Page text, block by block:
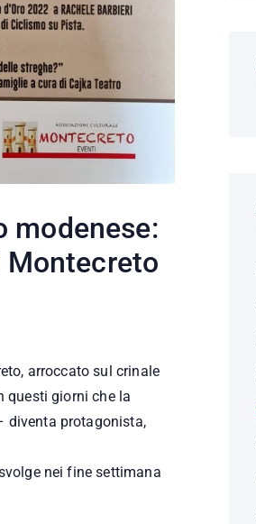
modenese:
Montecreto
arroccato sul crinale
questi giorni che la
diventa protagonista,
nei fine settimana